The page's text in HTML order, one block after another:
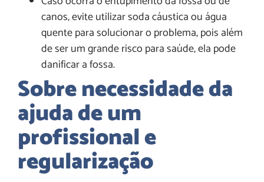
canos, evite utilizar soda cáustica ou água
quente para solucionar o problema, pois além
de ser um grande risco para saúde, ela pode
danificar a fossa.
Sobre necessidade da
ajuda de um
profissional e
regularização